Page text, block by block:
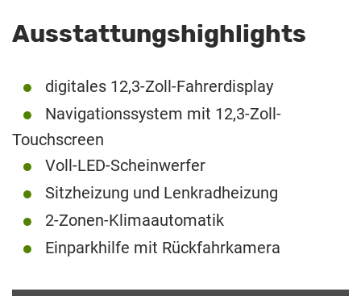
Ausstattungshighlights
digitales 12,3-Zoll-Fahrerdisplay
Navigationssystem mit 12,3-Zoll-
Touchscreen
Voll-LED-Scheinwerfer
Sitzheizung und Lenkradheizung
2-Zonen-Klimaautomatik
Einparkhilfe mit Rückfahrkamera